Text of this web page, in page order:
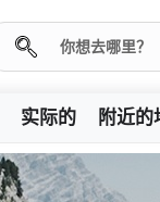
实际的 附近的